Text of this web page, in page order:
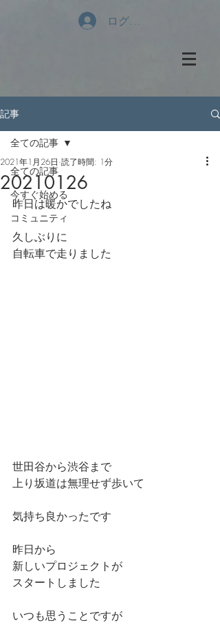
ログイン
記事
全ての記事
今すぐ始める
コミュニティ
全ての記事
20210126
2021年1月26日 読了時間: 1分
昨日は暖かでしたね
久しぶりに
自転車で走りました
世田谷から渋谷まで
上り坂道は無理せず歩いて
気持ち良かったです
昨日から
新しいプロジェクトが
スタートしました
いつも思うことですが